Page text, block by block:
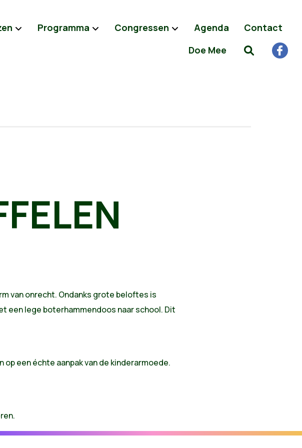
Programma Congressen Agenda
Contact
Doe Mee
van onrecht. Ondanks grote beloftes is
een lege boterhammendoos naar school. Dit
een échte aanpak van de kinderarmoede.